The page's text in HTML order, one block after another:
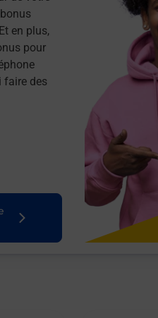
en plus,
pour
faire des